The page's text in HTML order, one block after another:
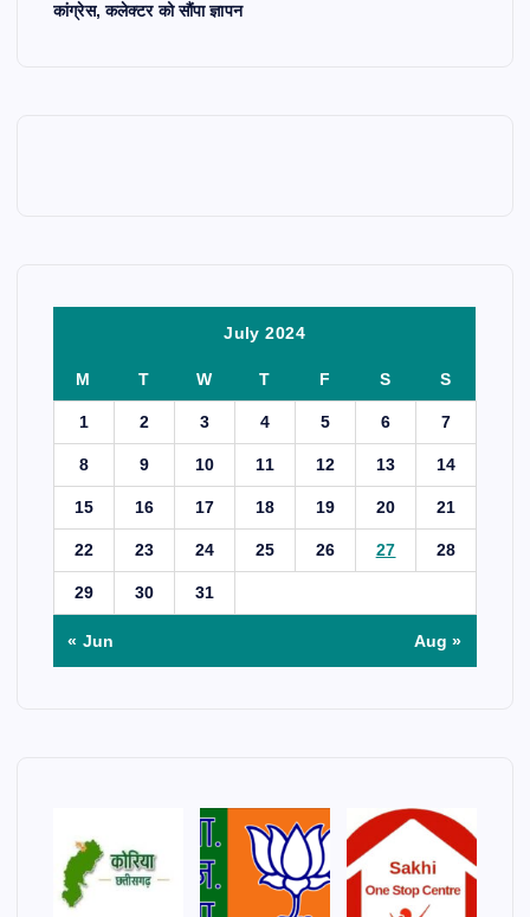
कांग्रेस, कलेक्टर को सौंपा ज्ञापन
July 2024
M T W T F S S
1 2 3 4 5 6 7
8 9 10 11 12 13 14
15 16 17 18 19 20 21
22 23 24 25 26 27 28
29 30 31
« Jun Aug »